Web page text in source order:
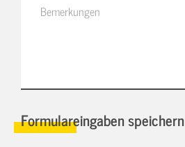
Formulareingaben speichern